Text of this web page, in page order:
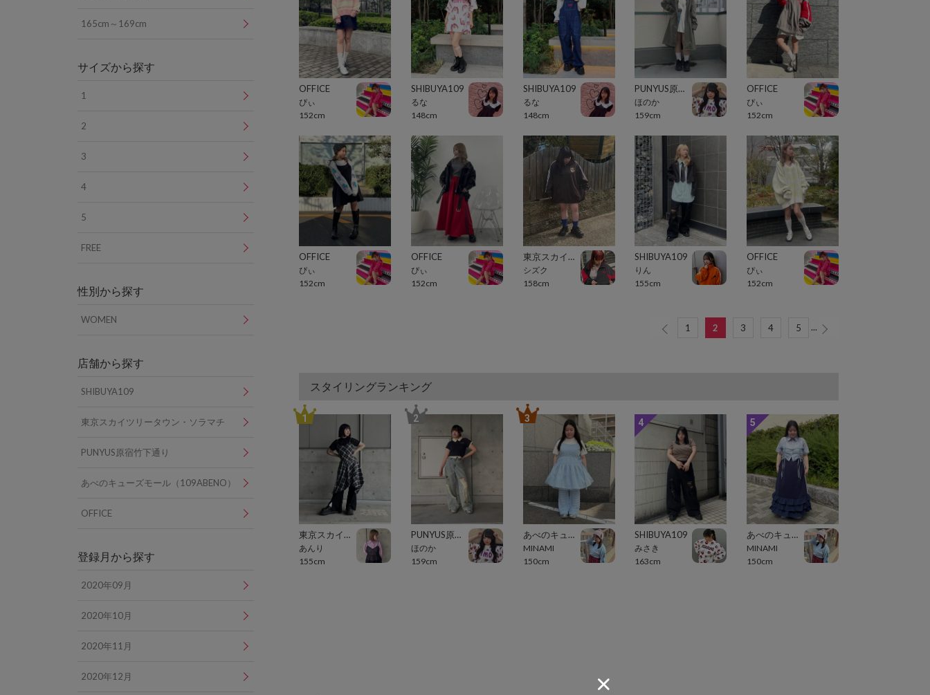
165cm～169cm
サイズから探す
1
2
3
4
5
FREE
性別から探す
WOMEN
店舗から探す
SHIBUYA109
東京スカイツリータウン・ソラマチ
PUNYUS原宿竹下通り
あべのキューズモール（109ABENO）
OFFICE
登録月から探す
2020年09月
2020年10月
2020年11月
2020年12月
OFFICE
ぴぃ
152cm
SHIBUYA109
るな
148cm
SHIBUYA109
るな
148cm
PUNYUS原宿竹下通り
ほのか
159cm
OFFICE
ぴぃ
152cm
OFFICE
ぴぃ
152cm
OFFICE
ぴぃ
152cm
東京スカイツリータウン・ソラマチ
シズク
158cm
SHIBUYA109
りん
155cm
OFFICE
ぴぃ
152cm
1 2 3 4 5 ...
スタイリングランキング
東京スカイツリータウン・ソラマチ
あんり
155cm
1
PUNYUS原宿竹下通り
ほのか
159cm
2
あべのキューズモール（109ABENO）
MINAMI
150cm
3
SHIBUYA109
みさき
163cm
4
あべのキューズモール（109ABENO）
MINAMI
150cm
5